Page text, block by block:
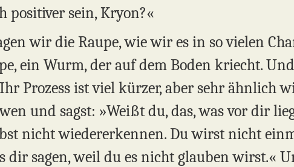
positiver sein, Kryon?«
wir die Raupe, wie wir es in so vielen
ein Wurm, der auf dem Boden kriecht.
Prozess ist viel kürzer, aber sehr ähnlich
und sagst: »Weißt du, das, was vor dir
nicht wiedererkennen. Du wirst nicht
dir sagen, weil du es nicht glauben wirst.«